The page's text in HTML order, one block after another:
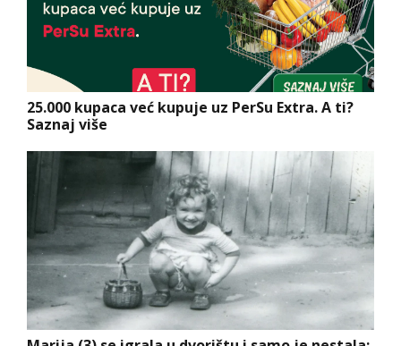
25.000 kupaca već kupuje uz PerSu Extra. A ti?
Saznaj više